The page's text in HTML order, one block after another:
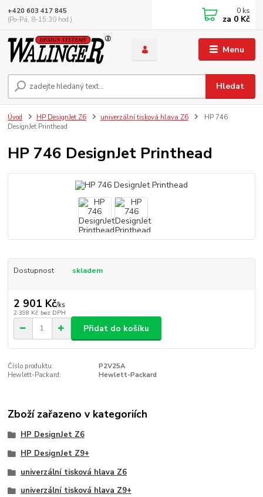
Menu
Hledat
+420 603 417 845
(Po-Pá, 8-15:30 hod.)
0 ks
za 0 Kč
Úvod HP DesignJet Z6 univerzální tisková hlava Z6
HP 746
DesignJet Printhead
HP 746 DesignJet Printhead
Dostupnost skladem
2 901 Kč/ks
2 398 Kč bez DPH
Přidat do košíku
Číslo produktu:
P2V25A
Hewlett-Packard:
Hewlett-Packard
Zboží zařazeno v kategoriích
HP DesignJet Z6
HP DesignJet Z9+
univerzální tisková hlava Z6
univerzální tisková hlava Z9+